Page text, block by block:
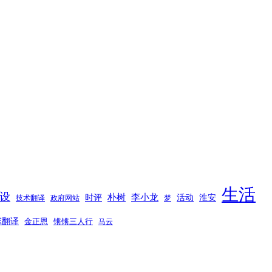
技术翻译 政府网站 时评 朴树 李小龙 梦 活动 淮安 生活
翻译 金正恩 锵锵三人行 马云